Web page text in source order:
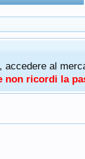
al
non ricordi la